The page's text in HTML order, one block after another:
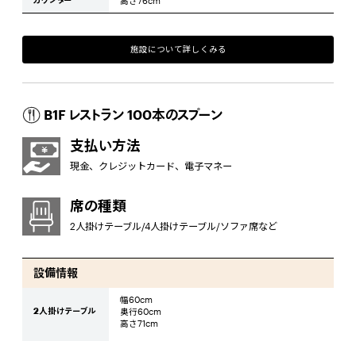
施設について詳しくみる
B1F レストラン 100本のスプーン
支払い方法
現金、クレジットカード、電子マネー
席の種類
2人掛けテーブル/4人掛けテーブル/ソファ席など
設備情報
2人掛けテーブル
幅60cm
奥行60cm
高さ71cm